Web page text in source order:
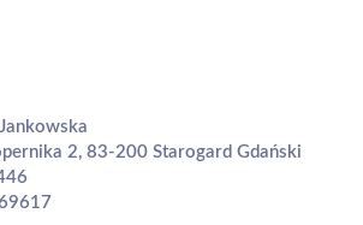
2, 83-200 Starogard Gdański